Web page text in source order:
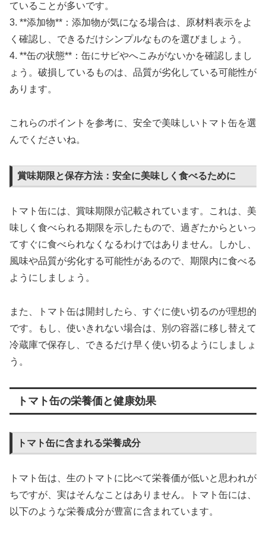
ていることが多いです。
3. **添加物**：添加物が気になる場合は、原材料表示をよ
く確認し、できるだけシンプルなものを選びましょう。
4. **缶の状態**：缶にサビやへこみがないかを確認しまし
ょう。破損しているものは、品質が劣化している可能性が
あります。
これらのポイントを参考に、安全で美味しいトマト缶を選
んでくださいね。
賞味期限と保存方法：安全に美味しく食べるために
トマト缶には、賞味期限が記載されています。これは、美
味しく食べられる期限を示したもので、過ぎたからといっ
てすぐに食べられなくなるわけではありません。しかし、
風味や品質が劣化する可能性があるので、期限内に食べる
ようにしましょう。
また、トマト缶は開封したら、すぐに使い切るのが理想的
です。もし、使いきれない場合は、別の容器に移し替えて
冷蔵庫で保存し、できるだけ早く使い切るようにしましょ
う。
トマト缶の栄養価と健康効果
トマト缶に含まれる栄養成分
トマト缶は、生のトマトに比べて栄養価が低いと思われが
ちですが、実はそんなことはありません。トマト缶には、
以下のような栄養成分が豊富に含まれています。